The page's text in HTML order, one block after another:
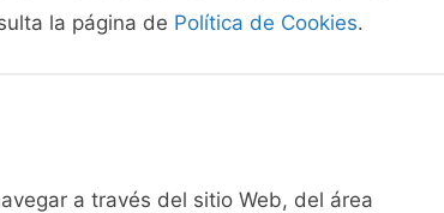
la página de Política de Cookies.
a través del sitio Web, del área